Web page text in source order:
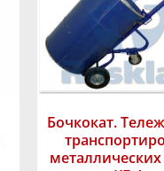
Бочкокат.